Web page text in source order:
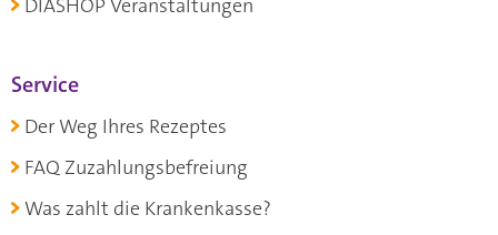
DIASHOP Veranstaltungen
Service
Der Weg Ihres Rezeptes
FAQ Zuzahlungsbefreiung
Was zahlt die Krankenkasse?